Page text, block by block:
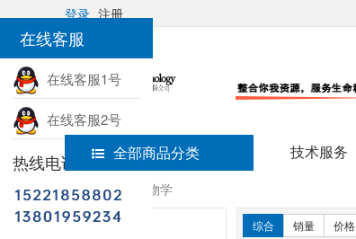
在线客服
在线客服1号
在线客服2号
热线电话
登录 注册
全部商品分类 技术服务
首页
细胞生物学
新品推荐
综合 销量 价格